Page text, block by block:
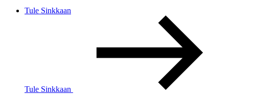
Tule Sinkkaan
Tule Sinkkaan